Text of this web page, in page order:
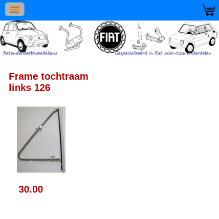
Frame tochtraam
links 126
30.00